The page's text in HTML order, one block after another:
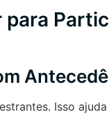
para
Isso